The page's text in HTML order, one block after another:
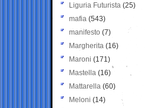
Liguria Futurista (25)
mafia (543)
manifesto (7)
Margherita (16)
Maroni (171)
Mastella (16)
Mattarella (60)
Meloni (14)